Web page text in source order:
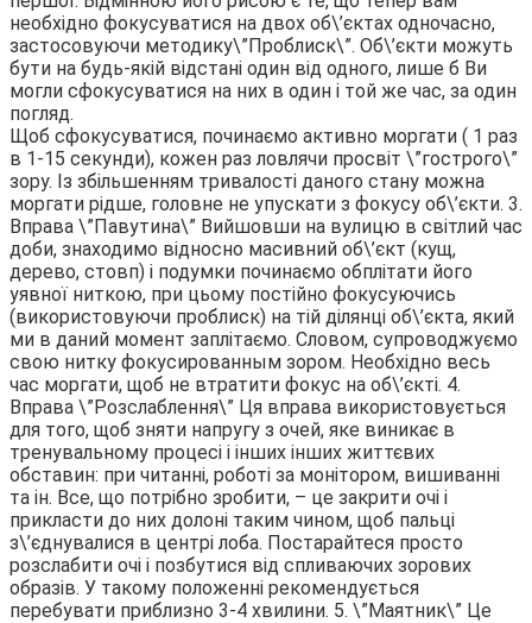
необхідно фокусуватися на двох об\’єктах одночасно,
застосовуючи методику\”Проблиск\”. Об\’єкти можуть
бути на будь-якій відстані один від одного, лише б Ви
могли сфокусуватися на них в один і той же час, за один
погляд.
Щоб сфокусуватися, починаємо активно моргати ( 1 раз
в 1-15 секунди), кожен раз ловлячи просвіт \”гострого\”
зору. Із збільшенням тривалості даного стану можна
моргати рідше, головне не упускати з фокусу об\’єкти. 3.
Вправа \”Павутина\” Вийшовши на вулицю в світлий час
доби, знаходимо відносно масивний об\’єкт (кущ,
дерево, стовп) і подумки починаємо обплітати його
уявної ниткою, при цьому постійно фокусуючись
(використовуючи проблиск) на тій ділянці об\’єкта, який
ми в даний момент заплітаємо. Словом, супроводжуємо
свою нитку фокусированным зором. Необхідно весь
час моргати, щоб не втратити фокус на об\’єкті. 4.
Вправа \”Розслаблення\” Ця вправа використовується
для того, щоб зняти напругу з очей, яке виникає в
тренувальному процесі і інших інших життєвих
обставин: при читанні, роботі за монітором, вишиванні
та ін. Все, що потрібно зробити, – це закрити очі і
прикласти до них долоні таким чином, щоб пальці
з\’єднувалися в центрі лоба. Постарайтеся просто
розслабити очі і позбутися від спливаючих зорових
образів. У такому положенні рекомендується
перебувати приблизно 3-4 хвилини. 5. \”Маятник\” Це